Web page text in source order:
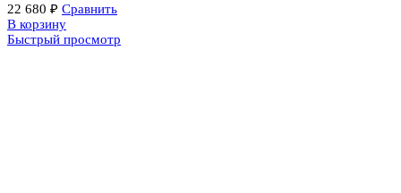
22 680 ₽ Сравнить
В корзину
Быстрый просмотр